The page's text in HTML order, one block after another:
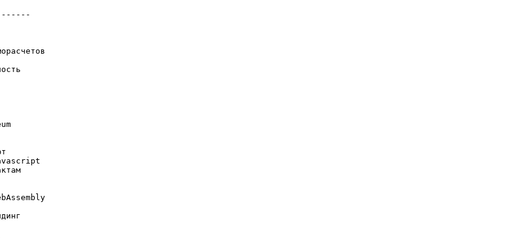
Биткоина
вещей
Ethereum
расписки